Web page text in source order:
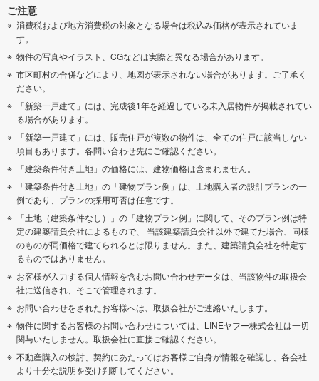
ご注意
消費税および地方消費税の対象となる場合は税込み価格が表示されていま
す。
物件の写真やイラスト、CGなどは実際と異なる場合があります。
市区町村の合併などにより、地図が表示されない場合があります。ご了承く
ださい。
「新築一戸建て」には、完成後1年を経過している未入居物件が掲載されてい
る場合があります。
「新築一戸建て」には、販売住戸が複数の物件は、全ての住戸に該当しない
項目もあります。各問い合わせ先にご確認ください。
「建築条件付き土地」の価格には、建物価格は含まれません。
「建築条件付き土地」の「建物プラン例」は、土地購入者の設計プランの一
例であり、プランの採用可否は任意です。
「土地（建築条件なし）」の「建物プラン例」に関して、そのプラン例は特
定の建築請負会社によるもので、 当該建築請負会社以外で建てた場合、同様
のものが同価格で建てられるとは限りません。また、建築請負会社を特定す
るものではありません。
お客様が入力する個人情報を含むお問い合わせデータは、当該物件の取扱会
社に送信され、そこで管理されます。
お問い合わせをされたお客様へは、取扱会社がご連絡いたします。
物件に関するお客様のお問い合わせについては、LINEヤフー株式会社は一切
関与いたしません。取扱会社に直接ご確認ください。
不動産購入の検討、契約にあたってはお客様ご自身が情報を確認し、各会社
より十分な説明を受け判断してください。